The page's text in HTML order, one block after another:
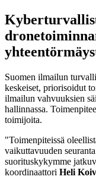
Suomen ilmailun
keskeiset, priorisoidut
ilmailun vahvuuksien
hallinnassa.
toimijoita.
"Toimenpiteissä
vaikuttavuuden
suorituskykymme
koordinaattori Heli